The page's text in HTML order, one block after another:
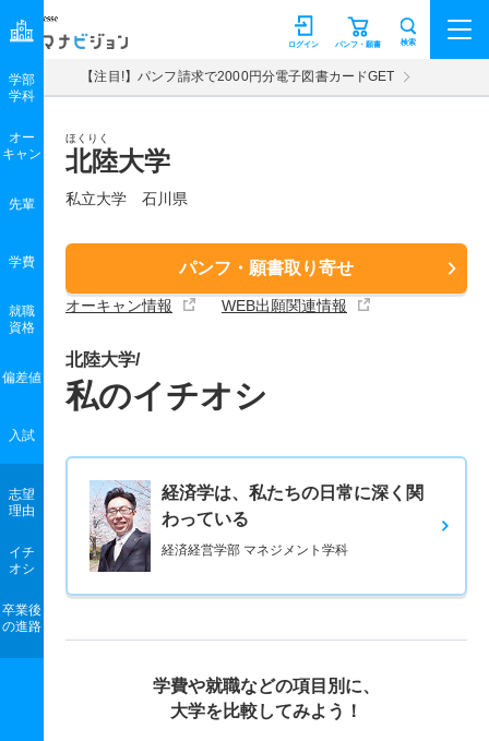
マナビジョン パンフ・願書
ログイン 検索
【注目!】パンフ請求で2000円分電子図書カードGET
ほくりく
北陸大学
私立大学 石川県
パンフ・願書取り寄せ
オーキャン情報 WEB出願関連情報
学部
学科
オー
キャン
先輩
学費
就職
資格
偏差値
入試
志望
理由
イチ
オシ
卒業後
の進路
北陸大学/
私のイチオシ
経済学は、私たちの日常に深く関
わっている
経済経営学部 マネジメント学科
学費や就職などの項目別に、
大学を比較してみよう！